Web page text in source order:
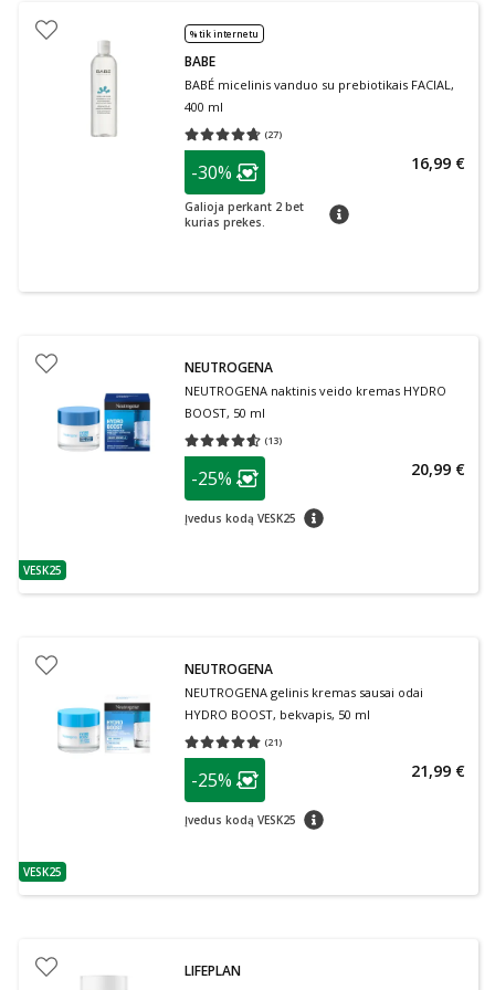
% tik internetu
BABE
BABÉ micelinis vanduo su prebiotikais FACIAL,
400 ml
(27)
Vidutinis įvertinimas 4.67
patarimas
Lojalumo klubo narių nuolaida
-30%
Galioja perkant 2 bet
kurias prekes.
patarimas
16,99 €
patarimas
VESK25
NEUTROGENA
NEUTROGENA naktinis veido kremas HYDRO
BOOST, 50 ml
(13)
Vidutinis įvertinimas 4.54
patarimas
Lojalumo klubo narių nuolaida
-25%
Įvedus kodą VESK25 patarimas
20,99 €
patarimas
VESK25
NEUTROGENA
NEUTROGENA gelinis kremas sausai odai
HYDRO BOOST, bekvapis, 50 ml
(21)
Vidutinis įvertinimas 5.00
patarimas
Lojalumo klubo narių nuolaida
-25%
Įvedus kodą VESK25 patarimas
21,99 €
LIFEPLAN